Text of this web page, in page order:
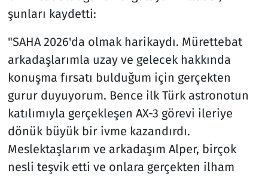
şunları kaydetti:
"SAHA 2026'da olmak harikaydı. Mürettebat
arkadaşlarımla uzay ve gelecek hakkında
konuşma fırsatı bulduğum için gerçekten
gurur duyuyorum. Bence ilk Türk astronotun
katılımıyla gerçekleşen AX-3 görevi ileriye
dönük büyük bir ivme kazandırdı.
Meslektaşlarım ve arkadaşım Alper, birçok
nesli teşvik etti ve onlara gerçekten ilham